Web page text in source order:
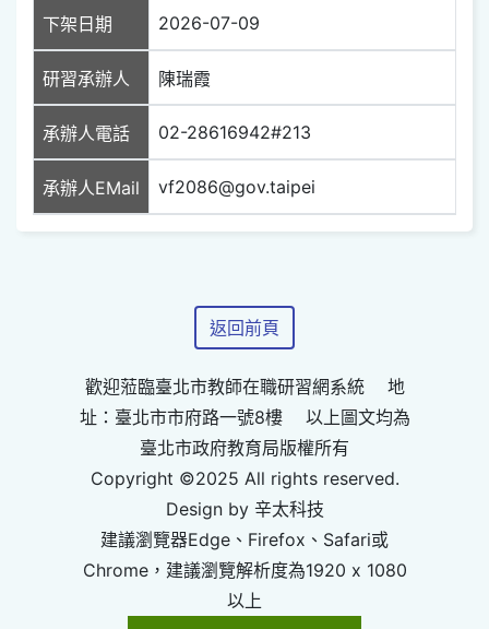
下架日期 2026-07-09
研習承辦人 陳瑞霞
承辦人電話 02-28616942#213
承辦人EMail vf2086@gov.taipei
返回前頁
歡迎蒞臨臺北市教師在職研習網系統 地
址：臺北市市府路一號8樓 以上圖文均為
臺北市政府教育局版權所有
Copyright ©2025 All rights reserved.
Design by 辛太科技
建議瀏覽器Edge、Firefox、Safari或
Chrome，建議瀏覽解析度為1920 x 1080
以上